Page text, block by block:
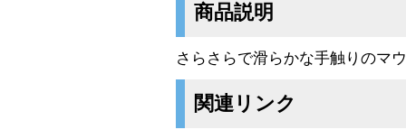
商品説明
さらさらで滑らかな手触りのマ
関連リンク